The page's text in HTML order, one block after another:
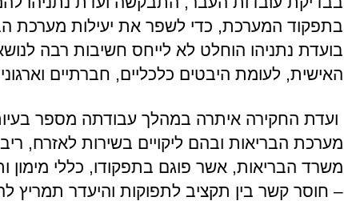
בתפקוד המערכת, כדי לשפר את יעילות מערכת
בועדת נתניהו הוחלט לא לייחס חשיבות רבה
האישית, לעומת היבטים כלכליים, חברתיים
ועדת החקירה איתרה במהלך עבודתה מספר
מערכת הבריאות ובהם ליקויים בשירות לאזרח,
משרד הבריאות, אשר פוגם בתפקודו, כללי מימון
– חוסר קשר בין תקציב לתפוקות והיעדר תמריץ